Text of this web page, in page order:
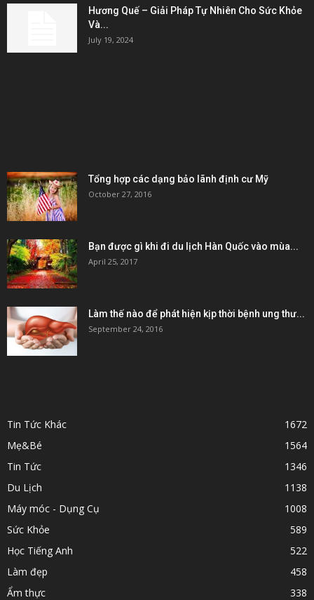
Hương Quế – Giải Pháp Tự Nhiên Cho Sức Khỏe
Và...
July 19, 2024
Tổng hợp các dạng bảo lãnh định cư Mỹ
October 27, 2016
Bạn được gì khi đi du lịch Hàn Quốc vào mùa...
April 25, 2017
Làm thế nào để phát hiện kịp thời bệnh ung thư...
September 24, 2016
Tin Tức Khác
1672
Mẹ&Bé
1564
Tin Tức
1346
Du Lịch
1138
Máy móc - Dụng Cụ
1008
Sức Khỏe
589
Học Tiếng Anh
522
Làm đẹp
458
Ẩm thực
338